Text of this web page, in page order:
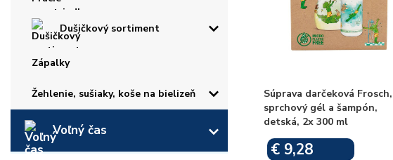
Dušičkový sortiment
Zápalky
Žehlenie, sušiaky, koše na bielizeň
Voľný čas
Súprava darčeková Frosch,
sprchový gél a šampón,
detská, 2x 300 ml
€ 9,28